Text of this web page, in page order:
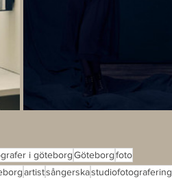
i göteborgGöteborgfoto
artistsångerskastudiofotografering